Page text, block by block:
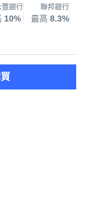
豐銀行
10%
聯邦銀行
最高 8.3%